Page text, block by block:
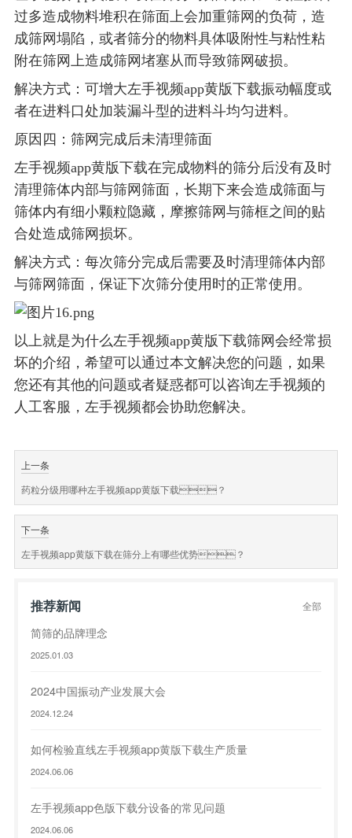
过多造成物料堆积在筛面上会加重筛网的负荷，造
成筛网塌陷，或者筛分的物料具体吸附性与粘性粘
附在筛网上造成筛网堵塞从而导致筛网破损。
解决方式：可增大左手视频app黄版下载振动幅度或
者在进料口处加装漏斗型的进料斗均匀进料。
原因四：筛网完成后未清理筛面
左手视频app黄版下载在完成物料的筛分后没有及时
清理筛体内部与筛网筛面，长期下来会造成筛面与
筛体内有细小颗粒隐藏，摩擦筛网与筛框之间的贴
合处造成筛网损坏。
解决方式：每次筛分完成后需要及时清理筛体内部
与筛网筛面，保证下次筛分使用时的正常使用。
以上就是为什么左手视频app黄版下载筛网会经常损
坏的介绍，希望可以通过本文解决您的问题，如果
您还有其他的问题或者疑惑都可以咨询左手视频的
人工客服，左手视频都会协助您解决。
上一条
药粒分级用哪种左手视频app黄版下载？
下一条
左手视频app黄版下载在筛分上有哪些优势？
推荐新闻 全部
简筛的品牌理念
2025.01.03
2024中国振动产业发展大会
2024.12.24
如何检验直线左手视频app黄版下载生产质量
2024.06.06
左手视频app色版下载分设备的常见问题
2024.06.06